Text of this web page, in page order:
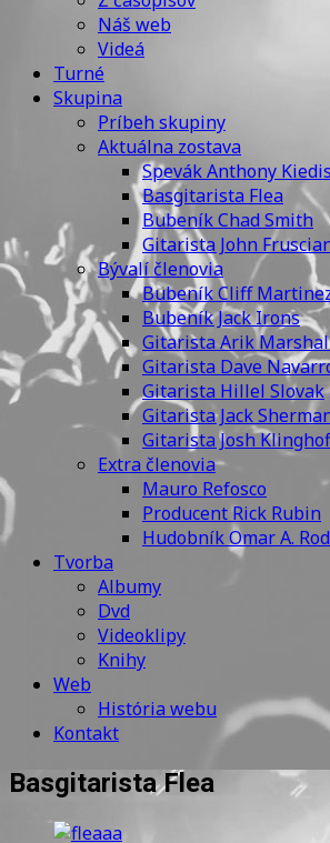
Náš web
Videá
Turné
Skupina
Príbeh skupiny
Aktuálna zostava
Spevák Anthony Kiedis
Basgitarista Flea
Bubeník Chad Smith
Gitarista John
Bývalí členovia
Bubeník Cliff
Bubeník Jack Irons
Gitarista Arik
Gitarista Dave
Gitarista Hillel Slovak
Gitarista Jack
Gitarista Josh
Extra členovia
Mauro Refosco
Producent Rick Rubin
Hudobník Omar A.
Tvorba
Albumy
Dvd
Videoklipy
Knihy
Web
História webu
Kontakt
Basgitarista Flea